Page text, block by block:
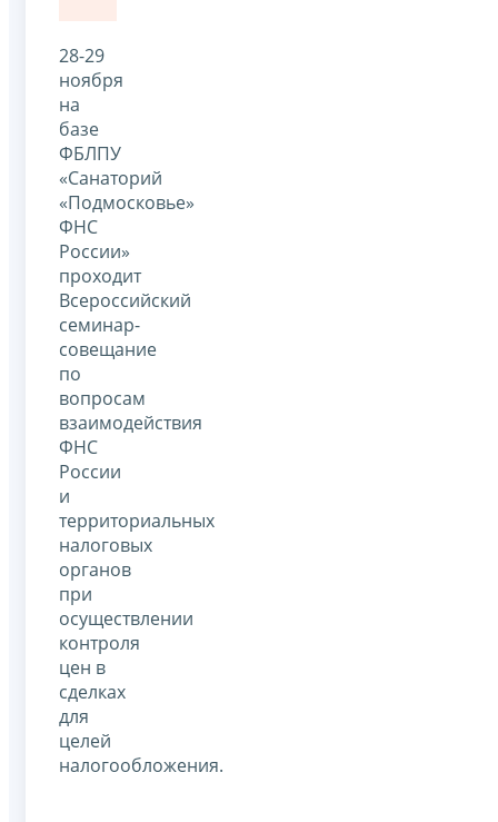
28-29
ноября
на
базе
ФБЛПУ
«Санаторий
«Подмосковье»
ФНС
России»
проходит
Всероссийский
семинар-
совещание
по
вопросам
взаимодействия
ФНС
России
и
территориальных
налоговых
органов
при
осуществлении
контроля
цен в
сделках
для
целей
налогообложения.